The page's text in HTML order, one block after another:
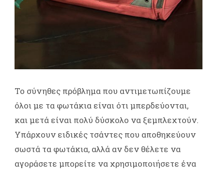
Το σύνηθες πρόβλημα που αντιμετωπίζουμε
όλοι με τα φωτάκια είναι ότι μπερδεύονται,
και μετά είναι πολύ δύσκολο να ξεμπλεχτούν.
Υπάρχουν ειδικές τσάντες που αποθηκεύουν
σωστά τα φωτάκια, αλλά αν δεν θέλετε να
αγοράσετε μπορείτε να χρησιμοποιήσετε ένα